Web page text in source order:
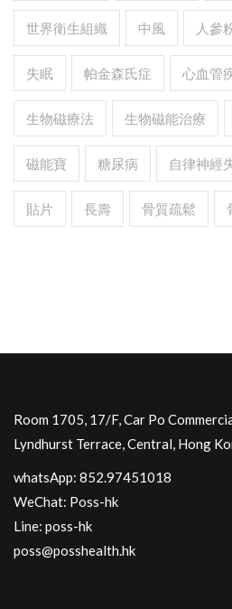
世界衛生組織 中風 人參
失眠 帕金森氏症 心血管
生物磁療法 生物磁能治療
磁能寶 糖尿病 自律神經
貼片 長壽 骨質疏鬆
Room 1705, 17/F, Car Po
Lyndhurst Terrace, Central, Hong
whatsApp: 852.97451018
WeChat: Poss-hk
Line: poss-hk
poss@posshealth.hk